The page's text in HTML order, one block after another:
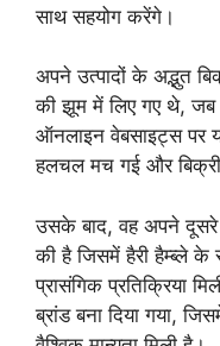
साथ सहयोग करेंगे।
अपने उत्पादों के अद्भुत
की झूम में लिए गए थे, जब
ऑनलाइन वेबसाइट्स पर
हलचल मच गई और बिक्री
उसके बाद, वह अपने
की है जिसमें हैरी हैम्ब्ले
प्रासंगिक प्रतिक्रिया
ब्रांड बना दिया गया,